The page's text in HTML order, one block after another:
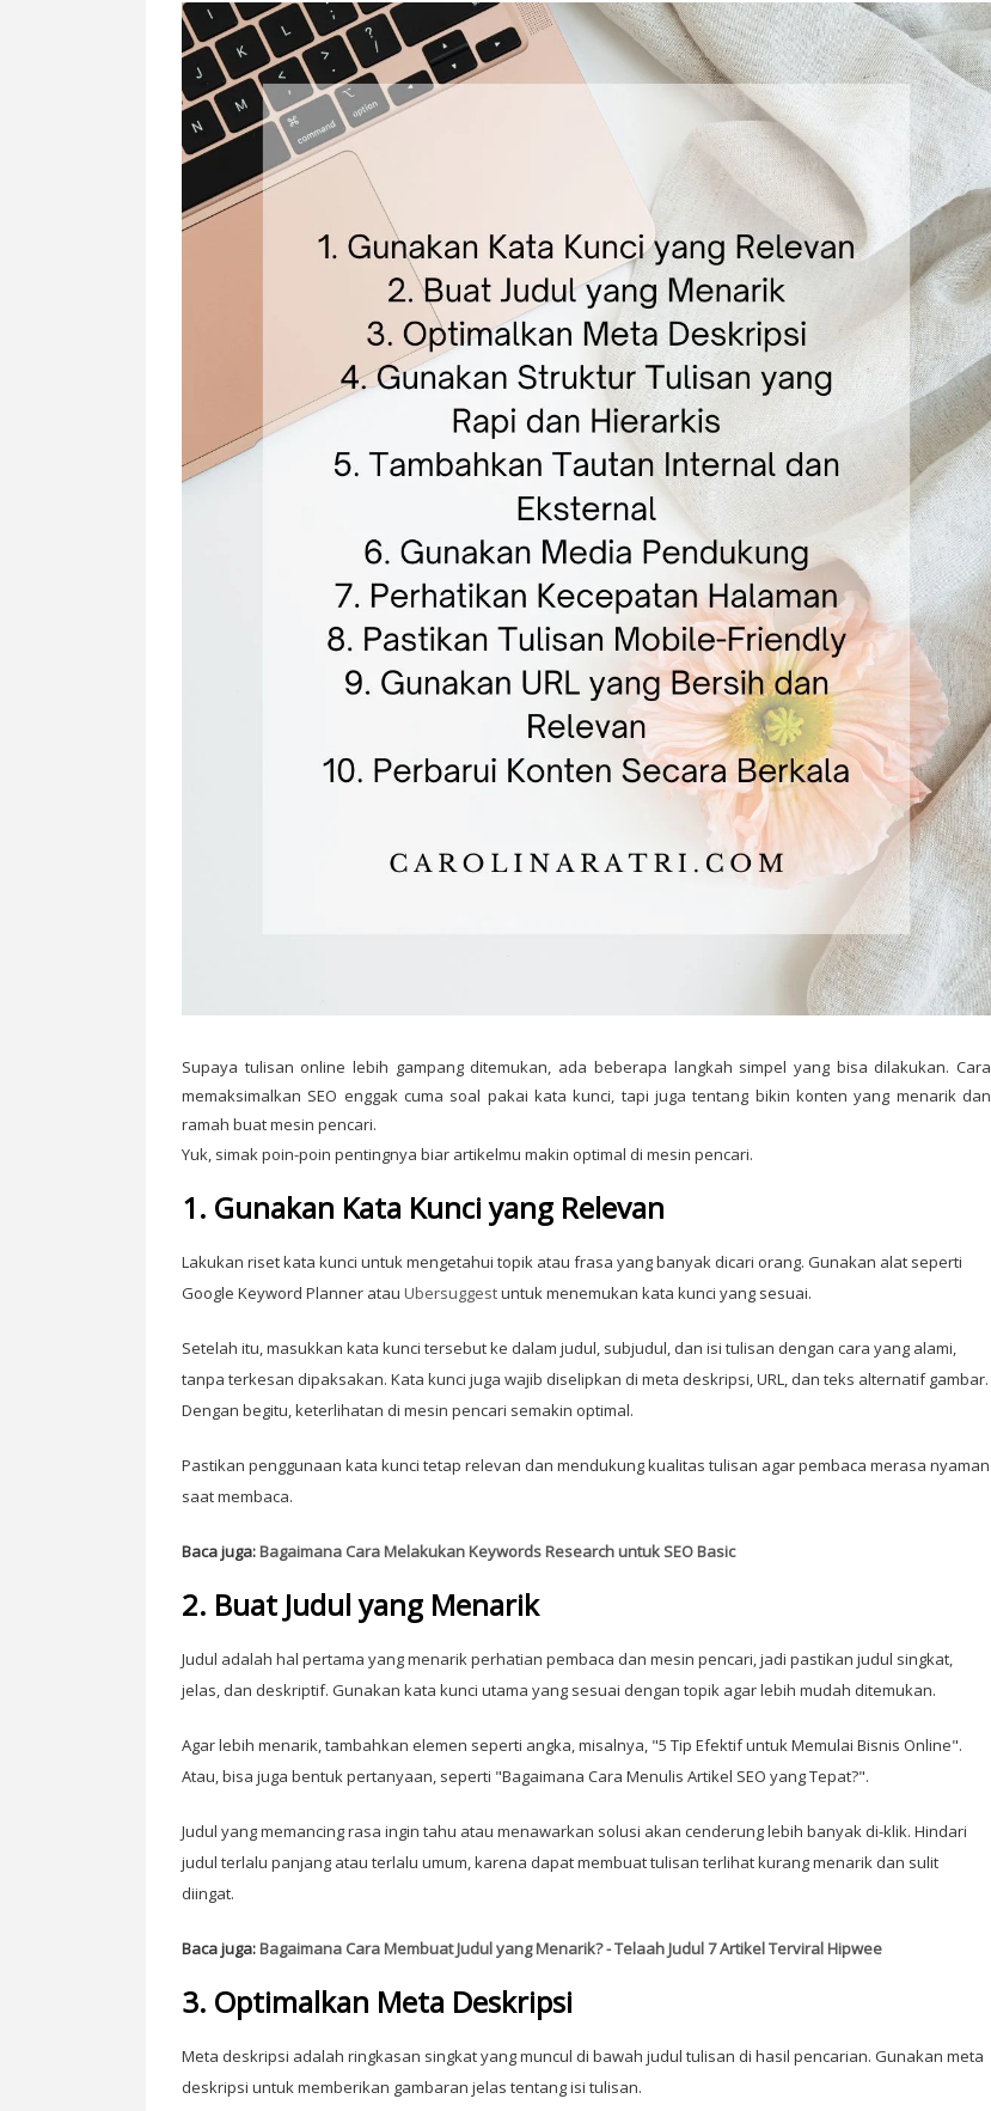
Supaya tulisan online lebih gampang ditemukan, ada beberapa langkah simpel yang bisa dilakukan. Cara
memaksimalkan SEO enggak cuma soal pakai kata kunci, tapi juga tentang bikin konten yang menarik dan
ramah buat mesin pencari.
Yuk, simak poin-poin pentingnya biar artikelmu makin optimal di mesin pencari.
1. Gunakan Kata Kunci yang Relevan
Lakukan riset kata kunci untuk mengetahui topik atau frasa yang banyak dicari orang. Gunakan alat seperti
Google Keyword Planner atau Ubersuggestuntuk menemukan kata kunci yang sesuai.
Setelah itu, masukkan kata kunci tersebut ke dalam judul, subjudul, dan isi tulisan dengan cara yang alami,
tanpa terkesan dipaksakan. Kata kunci juga wajib diselipkan di meta deskripsi, URL, dan teks alternatif gambar.
Dengan begitu, keterlihatan di mesin pencari semakin optimal.
Pastikan penggunaan kata kunci tetap relevan dan mendukung kualitas tulisan agar pembaca merasa nyaman
saat membaca.
Baca juga:Bagaimana Cara Melakukan Keywords Research untuk SEO Basic
2. Buat Judul yang Menarik
Judul adalah hal pertama yang menarik perhatian pembaca dan mesin pencari, jadi pastikan judul singkat,
jelas, dan deskriptif. Gunakan kata kunci utama yang sesuai dengan topik agar lebih mudah ditemukan.
Agar lebih menarik, tambahkan elemen seperti angka, misalnya, "5 Tip Efektif untuk Memulai Bisnis Online".
Atau, bisa juga bentuk pertanyaan, seperti "Bagaimana Cara Menulis Artikel SEO yang Tepat?".
Judul yang memancing rasa ingin tahu atau menawarkan solusi akan cenderung lebih banyak di-klik. Hindari
judul terlalu panjang atau terlalu umum, karena dapat membuat tulisan terlihat kurang menarik dan sulit
diingat.
Baca juga:Bagaimana Cara Membuat Judul yang Menarik? - Telaah Judul 7 Artikel Terviral Hipwee
3. Optimalkan Meta Deskripsi
Meta deskripsi adalah ringkasan singkat yang muncul di bawah judul tulisan di hasil pencarian. Gunakan meta
deskripsi untuk memberikan gambaran jelas tentang isi tulisan.